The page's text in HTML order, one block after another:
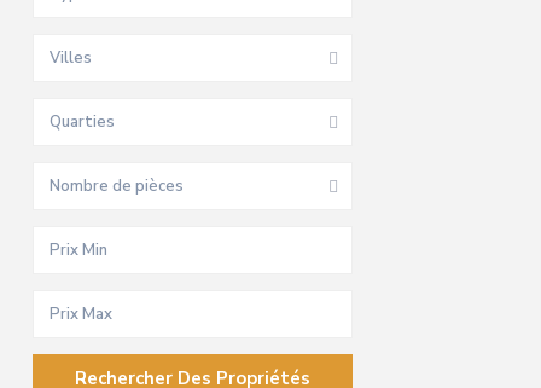
Villes
Quarties
Nombre de pièces